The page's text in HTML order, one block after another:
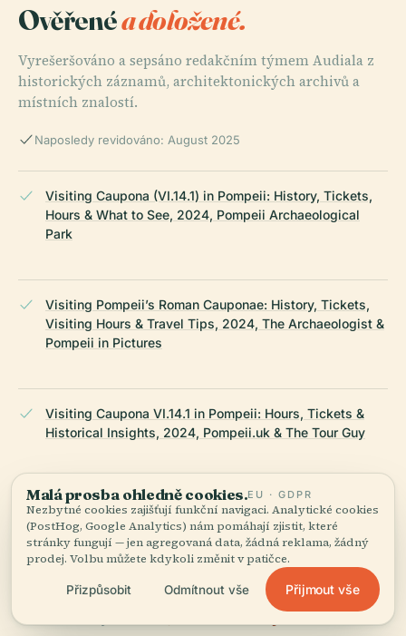
Ověřenéa doložené.
Vyrešeršováno a sepsáno redakčním týmem Audiala z
historických záznamů, architektonických archivů a
místních znalostí.
Naposledy revidováno: August 2025
Visiting Caupona (VI.14.1) in Pompeii: History, Tickets,
Hours & What to See, 2024, Pompeii Archaeological
Park
Visiting Pompeii’s Roman Cauponae: History, Tickets,
Visiting Hours & Travel Tips, 2024, The Archaeologist &
Pompeii in Pictures
Visiting Caupona VI.14.1 in Pompeii: Hours, Tickets &
Historical Insights, 2024, Pompeii.uk & The Tour Guy
Visiting Caupona (VI.14.1) in Pompeii: Hours, Tickets,
History, and Visitor Tips, 2024, Pompeii Tickets
AUGUST 2025
Zpracováno z Wikidat, Wikipedie a oficiálních zdrojů ·
Malá prosba ohledně cookies.EU · GDPR
Nezbytné cookies zajišťují funkční navigaci. Analytické cookies
(PostHog, Google Analytics) nám pomáhají zjistit, které
stránky fungují — jen agregovaná data, žádná reklama, žádný
prodej. Volbu můžete kdykoli změnit v patičce.
Přizpůsobit Odmítnout vše Přijmout vše